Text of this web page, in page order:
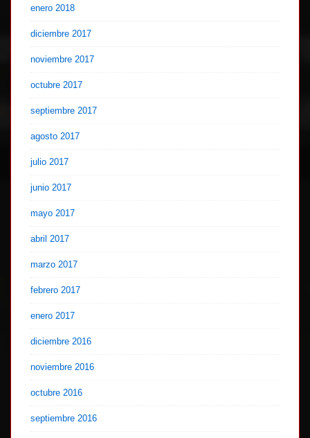
enero 2018
diciembre 2017
noviembre 2017
octubre 2017
septiembre 2017
agosto 2017
julio 2017
junio 2017
mayo 2017
abril 2017
marzo 2017
febrero 2017
enero 2017
diciembre 2016
noviembre 2016
octubre 2016
septiembre 2016